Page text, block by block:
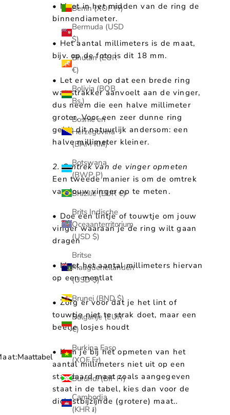
Benin (XOF Fr)
Bermuda (USD
$)
Bhutan (EUR
€)
Bolivia (BOB
Bs.)
Bosnië en
Herzegovina
(BAM КМ)
Botswana
(BWP P)
Brazilië (EUR €)
Brits Indische
Oceaanterritorium
(USD $)
Britse
Maagdeneilanden
(USD $)
Brunei (BND $)
Bulgarije (EUR
€)
Burkina Faso
(XOF Fr)
Burundi (BIF Fr)
Cambodja
(KHR ៛)
Maattabel
• Meet in het midden van de ring de
binnendiameter.
• Het aantal millimeters is de maat,
bijv. op de foto is dit 18 mm.
• Let er wel op dat een brede ring
wat strakker aanvoelt aan de vinger,
dus neem die een halve millimeter
groter. Voor een zeer dunne ring
geldt dit natuurlijk andersom: een
halve millimeter kleiner.
2. Omtrek van de vinger opmeten
Een tweede manier is om de omtrek
van jouw vinger op te meten.
• Doe een lintje of touwtje om jouw
vinger waaraan je de ring wilt gaan
dragen
• Meet het aantal millimeters hiervan
op een meetlat
• Zorg er voor dat je het lint of
touwtje niet te strak doet, maar een
beetje losjes houdt
• Kom je bij het opmeten van het
aantal millimeters niet uit op een
standaard maat zoals aangegeven
staat in de tabel, kies dan voor de
dichtstbijzijnde (grotere) maat..